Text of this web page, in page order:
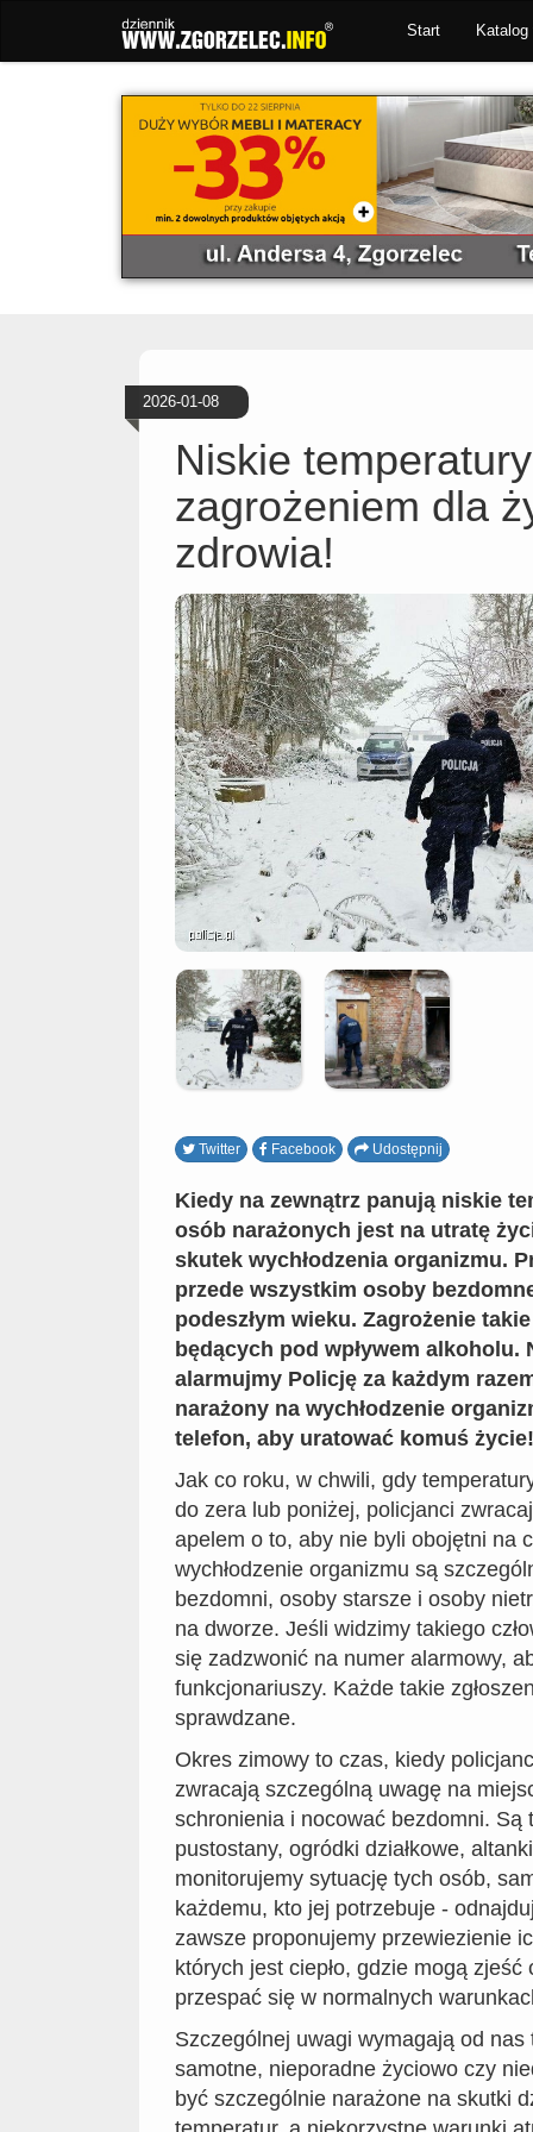
Start Katalog
2026-01-08
Niskie
zagrożeniem dla
zdrowia!
Twitter Facebook Udostępnij
Kiedy na zewnątrz panują niskie
osób narażonych jest na utratę
skutek wychłodzenia organizmu.
przede wszystkim osoby
podeszłym wieku. Zagrożenie
będących pod wpływem alkoholu.
alarmujmy Policję za każdym
narażony na wychłodzenie
telefon, aby uratować komuś życie!
Jak co roku, w chwili, gdy
do zera lub poniżej, policjanci
apelem o to, aby nie byli obojętni na
wychłodzenie organizmu są
bezdomni, osoby starsze i osoby
na dworze. Jeśli widzimy takiego
się zadzwonić na numer alarmowy,
funkcjonariuszy. Każde takie
sprawdzane.
Okres zimowy to czas, kiedy
zwracają szczególną uwagę na
schronienia i nocować bezdomni. Są
pustostany, ogródki działkowe,
monitorujemy sytuację tych osób,
każdemu, kto jej potrzebuje -
zawsze proponujemy przewiezienie
których jest ciepło, gdzie mogą zjeść
przespać się w normalnych
Szczególnej uwagi wymagają od nas
samotne, nieporadne życiowo czy
być szczególnie narażone na skutki